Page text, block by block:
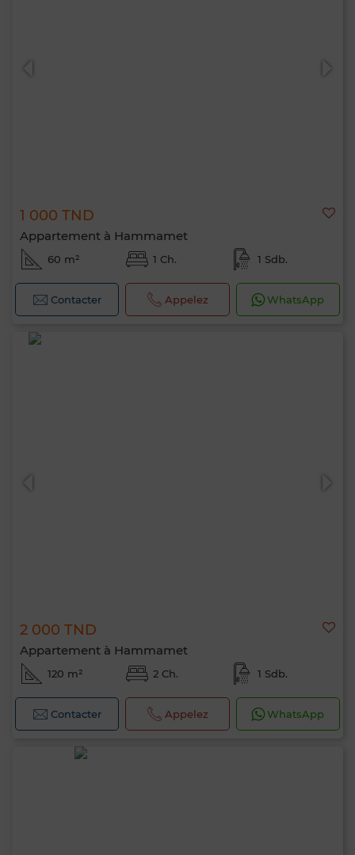
1 000 TND
Appartement à Hammamet
60 m² 1 Ch. 1 Sdb.
Contacter Appelez WhatsApp
2 000 TND
Appartement à Hammamet
120 m² 2 Ch. 1 Sdb.
Contacter Appelez WhatsApp